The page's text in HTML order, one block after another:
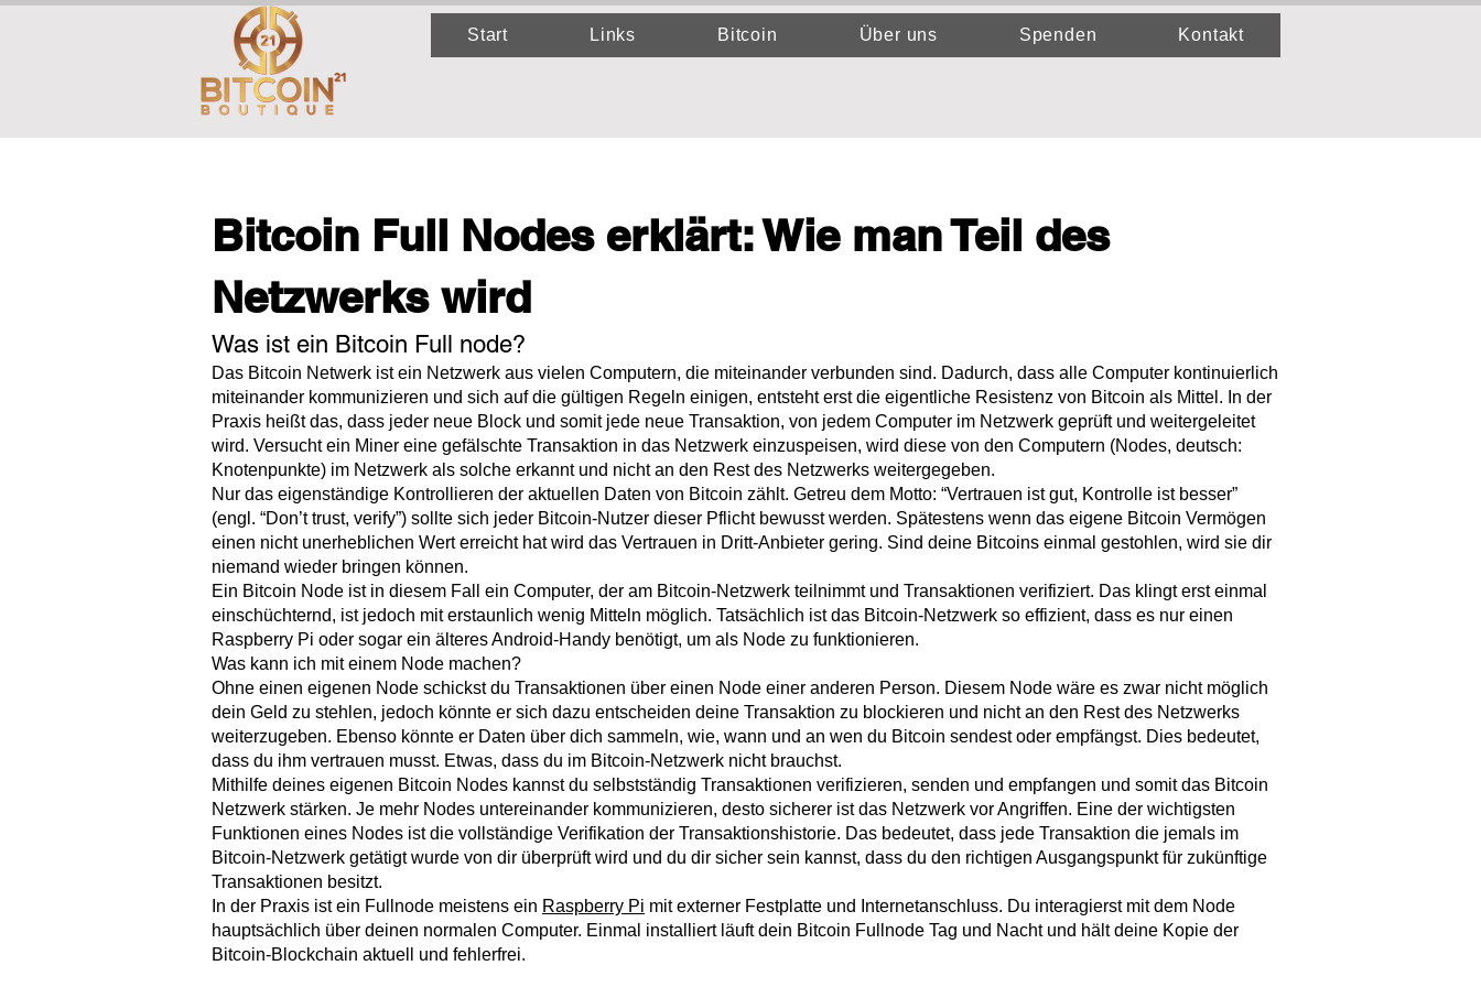
Start Links Bitcoin Über uns Spenden Kontakt
Bitcoin Full Nodes erklärt: Wie man Teil des
Netzwerks wird
Was ist ein Bitcoin Full node?
Das Bitcoin Netwerk ist ein Netzwerk aus vielen Computern, die miteinander verbunden sind. Dadurch, dass alle Computer kontinuierlich
miteinander kommunizieren und sich auf die gültigen Regeln einigen, entsteht erst die eigentliche Resistenz von Bitcoin als Mittel. In der
Praxis heißt das, dass jeder neue Block und somit jede neue Transaktion, von jedem Computer im Netzwerk geprüft und weitergeleitet
wird. Versucht ein Miner eine gefälschte Transaktion in das Netzwerk einzuspeisen, wird diese von den Computern (Nodes, deutsch:
Knotenpunkte) im Netzwerk als solche erkannt und nicht an den Rest des Netzwerks weitergegeben.
Nur das eigenständige Kontrollieren der aktuellen Daten von Bitcoin zählt. Getreu dem Motto: “Vertrauen ist gut, Kontrolle ist besser”
(engl. “Don’t trust, verify”) sollte sich jeder Bitcoin-Nutzer dieser Pflicht bewusst werden. Spätestens wenn das eigene Bitcoin Vermögen
einen nicht unerheblichen Wert erreicht hat wird das Vertrauen in Dritt-Anbieter gering. Sind deine Bitcoins einmal gestohlen, wird sie dir
niemand wieder bringen können.
Ein Bitcoin Node ist in diesem Fall ein Computer, der am Bitcoin-Netzwerk teilnimmt und Transaktionen verifiziert. Das klingt erst einmal
einschüchternd, ist jedoch mit erstaunlich wenig Mitteln möglich. Tatsächlich ist das Bitcoin-Netzwerk so effizient, dass es nur einen
Raspberry Pi oder sogar ein älteres Android-Handy benötigt, um als Node zu funktionieren.
Was kann ich mit einem Node machen?
Ohne einen eigenen Node schickst du Transaktionen über einen Node einer anderen Person. Diesem Node wäre es zwar nicht möglich
dein Geld zu stehlen, jedoch könnte er sich dazu entscheiden deine Transaktion zu blockieren und nicht an den Rest des Netzwerks
weiterzugeben. Ebenso könnte er Daten über dich sammeln, wie, wann und an wen du Bitcoin sendest oder empfängst. Dies bedeutet,
dass du ihm vertrauen musst. Etwas, dass du im Bitcoin-Netzwerk nicht brauchst.
Mithilfe deines eigenen Bitcoin Nodes kannst du selbstständig Transaktionen verifizieren, senden und empfangen und somit das Bitcoin
Netzwerk stärken. Je mehr Nodes untereinander kommunizieren, desto sicherer ist das Netzwerk vor Angriffen. Eine der wichtigsten
Funktionen eines Nodes ist die vollständige Verifikation der Transaktionshistorie. Das bedeutet, dass jede Transaktion die jemals im
Bitcoin-Netzwerk getätigt wurde von dir überprüft wird und du dir sicher sein kannst, dass du den richtigen Ausgangspunkt für zukünftige
Transaktionen besitzt.
In der Praxis ist ein Fullnode meistens ein Raspberry Pi mit externer Festplatte und Internetanschluss. Du interagierst mit dem Node
hauptsächlich über deinen normalen Computer. Einmal installiert läuft dein Bitcoin Fullnode Tag und Nacht und hält deine Kopie der
Bitcoin-Blockchain aktuell und fehlerfrei.